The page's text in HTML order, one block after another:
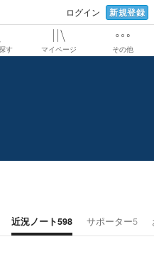
ログイン 新規登録
す マイページ その他
近況ノート598 サポーター5